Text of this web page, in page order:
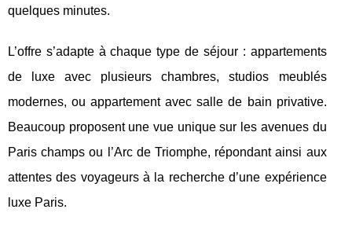
quelques minutes.
L’offre s’adapte à chaque type de séjour : appartements
de luxe avec plusieurs chambres, studios meublés
modernes, ou appartement avec salle de bain privative.
Beaucoup proposent une vue unique sur les avenues du
Paris champs ou l’Arc de Triomphe, répondant ainsi aux
attentes des voyageurs à la recherche d’une expérience
luxe Paris.